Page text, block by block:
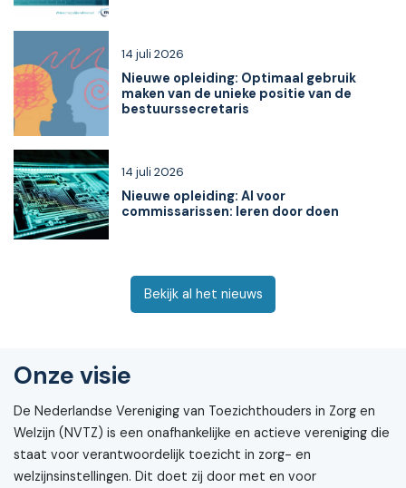
Nieuwe opleiding: Optimaal gebruik
maken van de unieke positie van de
bestuurssecretaris
14 juli 2026
Nieuwe opleiding: AI voor
commissarissen: leren door doen
14 juli 2026
Bekijk al het nieuws
Onze visie
De Nederlandse Vereniging van Toezichthouders in Zorg en
Welzijn (NVTZ) is een onafhankelijke en actieve vereniging die
staat voor verantwoordelijk toezicht in zorg- en
welzijnsinstellingen. Dit doet zij door met en voor